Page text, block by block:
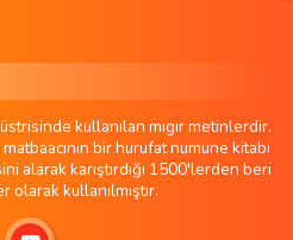
kullanılan mıgır metinlerdir.
bir hurufat numune kitabı
alarak karıştırdığı 1500'lerden beri
kullanılmıştır.